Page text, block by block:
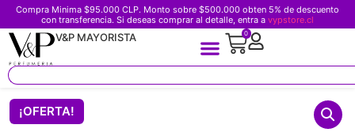
Compra Minima $95.000 CLP. Monto sobre $500.000 obten 5% de descuento
con transferencia. Si deseas comprar al detalle, entra a vypstore.cl
V&P MAYORISTA 0
¡OFERTA!